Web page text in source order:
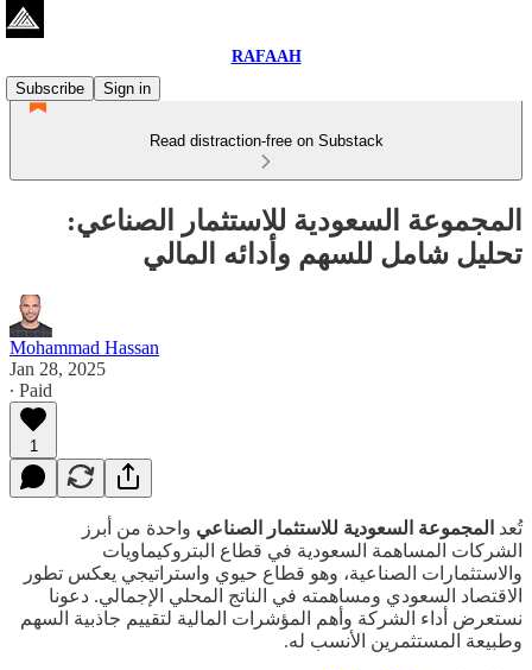
RAFAAH
Subscribe
Sign in
Read distraction-free on Substack
المجموعة السعودية للاستثمار الصناعي:
تحليل شامل للسهم وأدائه المالي
Mohammad Hassan
Jan 28, 2025
∙ Paid
1
تُعد المجموعة السعودية للاستثمار الصناعي واحدة من أبرز
الشركات المساهمة السعودية في قطاع البتروكيماويات
والاستثمارات الصناعية، وهو قطاع حيوي واستراتيجي يعكس تطور
الاقتصاد السعودي ومساهمته في الناتج المحلي الإجمالي. دعونا
نستعرض أداء الشركة وأهم المؤشرات المالية لتقييم جاذبية السهم
وطبيعة المستثمرين الأنسب له.